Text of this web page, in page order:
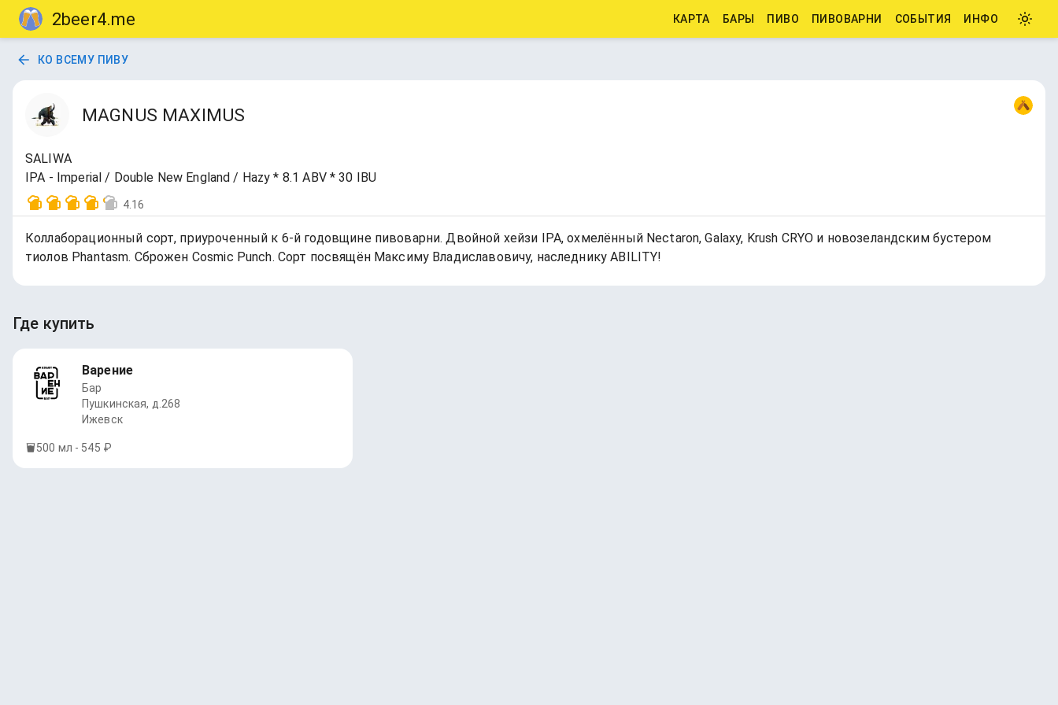
2beer4.me КАРТА БАРЫ ПИВО ПИВОВАРНИ СОБЫТИЯ ИНФО
КО ВСЕМУ ПИВУ
MAGNUS MAXIMUS
SALIWA
IPA - Imperial / Double New England / Hazy * 8.1 ABV * 30 IBU
4.16
Коллаборационный сорт, приуроченный к 6-й годовщине пивоварни. Двойной хейзи IPA, охмелённый Nectaron, Galaxy, Krush CRYO и новозеландским бустером
тиолов Phantasm. Сброжен Cosmic Punch. Сорт посвящён Максиму Владиславовичу, наследнику ABILITY!
Где купить
Варение
Бар
Пушкинская, д.268
Ижевск
500 мл - 545 ₽